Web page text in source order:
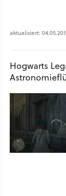
aktualisiert:
Hogwarts